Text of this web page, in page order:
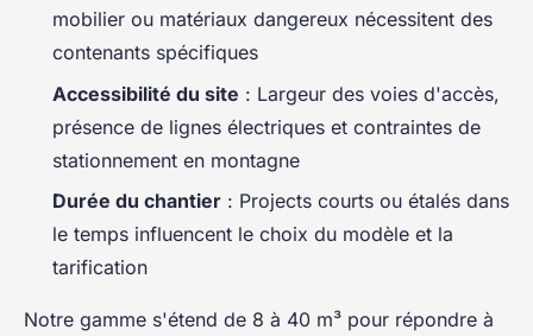
mobilier ou matériaux dangereux nécessitent des
contenants spécifiques
Accessibilité du site : Largeur des voies d'accès,
présence de lignes électriques et contraintes de
stationnement en montagne
Durée du chantier : Projects courts ou étalés dans
le temps influencent le choix du modèle et la
tarification
Notre gamme s'étend de 8 à 40 m³ pour répondre à